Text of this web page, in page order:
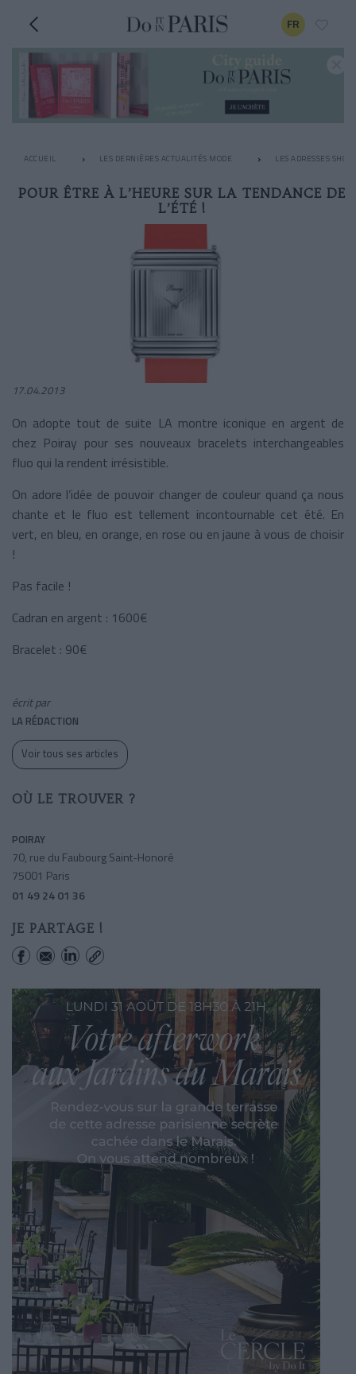
FR
ACCUEIL LES DERNIÈRES ACTUALITÉS MODE LES ADRESSES
POUR ÊTRE À L’HEURE SUR LA TENDANCE DE
L’ÉTÉ !
17.04.2013
On adopte tout de suite LA montre iconique en argent de
chez Poiray pour ses nouveaux bracelets interchangeables
fluo qui la rendent irrésistible.
On adore l’idée de pouvoir changer de couleur quand ça nous
chante et le fluo est tellement incontournable cet été. En
vert, en bleu, en orange, en rose ou en jaune à vous de choisir
!
Pas facile !
Cadran en argent : 1600€
Bracelet : 90€
écrit par
LA RÉDACTION
Voir tous ses articles
OÙ LE TROUVER ?
POIRAY
70, rue du Faubourg Saint-Honoré
75001 Paris
01 49 24 01 36
JE PARTAGE !